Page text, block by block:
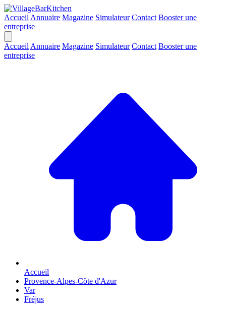
Accueil Annuaire Magazine Simulateur Contact Booster une
entreprise
Accueil Annuaire Magazine Simulateur Contact Booster une
entreprise
Accueil
Provence-Alpes-Côte d'Azur
Var
Fréjus